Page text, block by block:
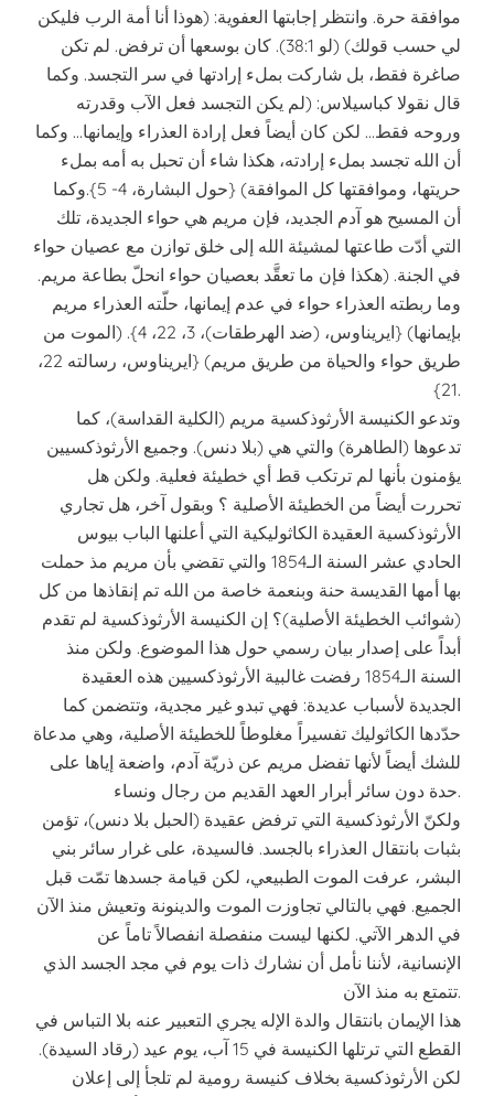
موافقة حرة. وانتظر إجابتها العفوية: (هوذا أنا أمة الرب فليكن
لي حسب قولك) (لو 38:1). كان بوسعها أن ترفض. لم تكن
صاغرة فقط، بل شاركت بملء إرادتها في سر التجسد. وكما
قال نقولا كباسيلاس: (لم يكن التجسد فعل الآب وقدرته
وروحه فقط… لكن كان أيضاً فعل إرادة العذراء وإيمانها… وكما
أن الله تجسد بملء إرادته، هكذا شاء أن تحبل به أمه بملء
حريتها، وموافقتها كل الموافقة) {حول البشارة، 4- 5}.وكما
أن المسيح هو آدم الجديد، فإن مريم هي حواء الجديدة، تلك
التي أدّت طاعتها لمشيئة الله إلى خلق توازن مع عصيان حواء
في الجنة. (هكذا فإن ما تعقَّد بعصيان حواء انحلّ بطاعة مريم.
وما ربطته العذراء حواء في عدم إيمانها، حلّته العذراء مريم
بإيمانها) {ايريناوس، (ضد الهرطقات)، 3، 22، 4}. (الموت من
طريق حواء والحياة من طريق مريم) {ايريناوس، رسالته 22،
21}.
وتدعو الكنيسة الأرثوذكسية مريم (الكلية القداسة)، كما
تدعوها (الطاهرة) والتي هي (بلا دنس). وجميع الأرثوذكسيين
يؤمنون بأنها لم ترتكب قط أي خطيئة فعلية. ولكن هل
تحررت أيضاً من الخطيئة الأصلية ؟ وبقول آخر، هل تجاري
الأرثوذكسية العقيدة الكاثوليكية التي أعلنها الباب بيوس
الحادي عشر السنة الـ1854 والتي تقضي بأن مريم مذ حملت
بها أمها القديسة حنة وبنعمة خاصة من الله تم إنقاذها من كل
(شوائب الخطيئة الأصلية)؟ إن الكنيسة الأرثوذكسية لم تقدم
أبداً على إصدار بيان رسمي حول هذا الموضوع. ولكن منذ
السنة الـ1854 رفضت غالبية الأرثوذكسيين هذه العقيدة
الجديدة لأسباب عديدة: فهي تبدو غير مجدية، وتتضمن كما
حدّدها الكاثوليك تفسيراً مغلوطاً للخطيئة الأصلية، وهي مدعاة
للشك أيضاً لأنها تفضل مريم عن ذريّة آدم، واضعة إياها على
حدة دون سائر أبرار العهد القديم من رجال ونساء.
ولكنّ الأرثوذكسية التي ترفض عقيدة (الحبل بلا دنس)، تؤمن
بثبات بانتقال العذراء بالجسد. فالسيدة، على غرار سائر بني
البشر، عرفت الموت الطبيعي، لكن قيامة جسدها تمّت قبل
الجميع. فهي بالتالي تجاوزت الموت والدينونة وتعيش منذ الآن
في الدهر الآتي. لكنها ليست منفصلة انفصالاً تاماً عن
الإنسانية، لأننا نأمل أن نشارك ذات يوم في مجد الجسد الذي
تتمتع به منذ الآن.
هذا الإيمان بانتقال والدة الإله يجري التعبير عنه بلا التباس في
القطع التي ترتلها الكنيسة في 15 آب، يوم عيد (رقاد السيدة).
لكن الأرثوذكسية بخلاف كنيسة رومية لم تلجأ إلى إعلان